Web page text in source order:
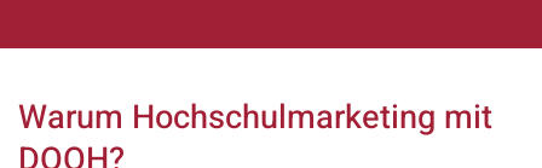
Warum Hochschulmarketing mit